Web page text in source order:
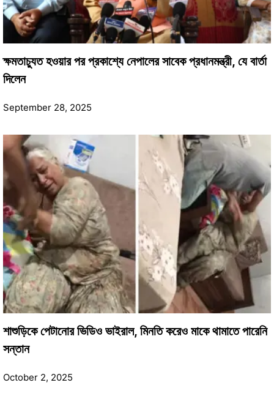
ক্ষমতাচ্যুত হওয়ার পর প্রকাশ্যে নেপালের সাবেক প্রধানমন্ত্রী, যে বার্তা
দিলেন
September 28, 2025
শাশুড়িকে পেটানোর ভিডিও ভাইরাল, মিনতি করেও মাকে থামাতে পারেনি
সন্তান
October 2, 2025